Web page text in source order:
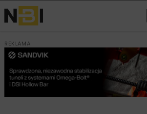
REKLAMA